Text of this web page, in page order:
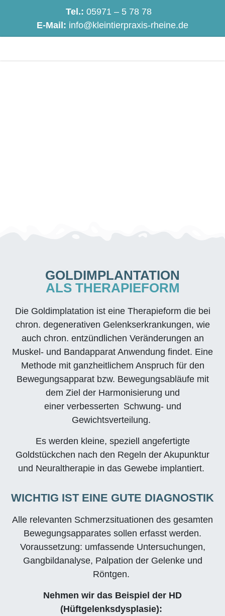
Tel.: 05971 – 5 78 78
E-Mail: info@kleintierpraxis-rheine.de
GOLDIMPLANTATION
ALS THERAPIEFORM
Die Goldimplatation ist eine Therapieform die bei
chron. degenerativen Gelenkserkrankungen, wie
auch chron. entzündlichen Veränderungen an
Muskel- und Bandapparat Anwendung findet. Eine
Methode mit ganzheitlichem Anspruch für den
Bewegungsapparat bzw. Bewegungsabläufe mit
dem Ziel der Harmonisierung und
einer verbesserten Schwung- und
Gewichtsverteilung.
Es werden kleine, speziell angefertigte
Goldstückchen nach den Regeln der Akupunktur
und Neuraltherapie in das Gewebe implantiert.
WICHTIG IST EINE GUTE DIAGNOSTIK
Alle relevanten Schmerzsituationen des gesamten
Bewegungsapparates sollen erfasst werden.
Voraussetzung: umfassende Untersuchungen,
Gangbildanalyse, Palpation der Gelenke und
Röntgen.
Nehmen wir das Beispiel der HD
(Hüftgelenksdysplasie):